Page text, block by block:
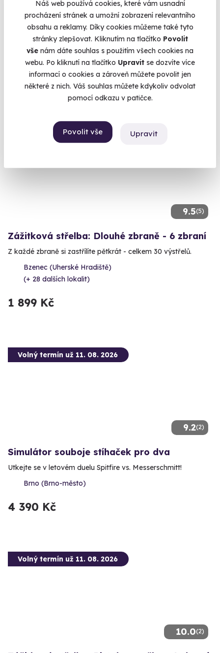
Náš web používá cookies, které vám usnadní
procházení stránek a umožní zobrazení relevantního
obsahu a reklamy. Díky cookies můžeme také tyto
stránky zlepšovat. Kliknutím na tlačítko Povolit
vše nám dáte souhlas s použitím všech cookies na
webu. Po kliknutí na tlačítko Upravit se dozvíte více
informací o cookies a zároveň můžete povolit jen
některé z nich. Váš souhlas můžete kdykoliv odvolat
pomocí odkazu v patičce.
Povolit vše Upravit
Zážitková střelba pro děti - 10 zbraní
Připravte se na nálož 80 nábojů.
Bzenec (Uherské Hradiště)
(+ 28 dalších lokalit)
1 999 Kč
9.5(5)
Volný termín už 11. 08. 2026
Zážitková střelba: Dlouhé zbraně - 6 zbraní
Z každé zbraně si zastřílíte pětkrát - celkem 30 výstřelů.
Bzenec (Uherské Hradiště)
(+ 28 dalších lokalit)
1 899 Kč
9.2(2)
Volný termín už 11. 08. 2026
Simulátor souboje stíhaček pro dva
Utkejte se v letovém duelu Spitfire vs. Messerschmitt!
Brno (Brno-město)
4 390 Kč
10.0(2)
Volný termín už 11. 08. 2026